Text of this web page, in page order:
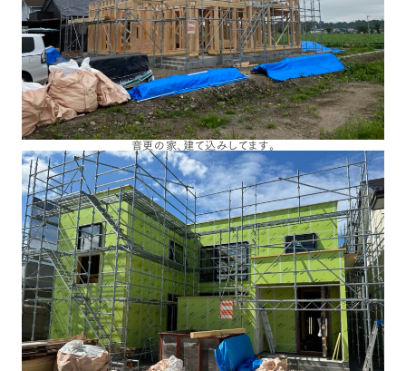
音更の家、建て込みしてます。